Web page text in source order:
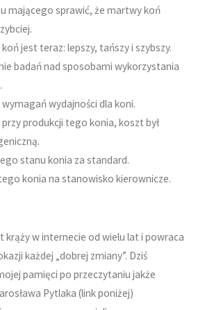
mającego sprawić, że martwy koń
koń jest teraz: lepszy, tańszy i szybszy.
badań nad sposobami wykorzystania
wydajności dla koni.
przy produkcji tego konia, koszt był
stanu konia za standard.
konia na stanowisko kierownicze.
krąży w internecie od wielu lat i powraca
każdej „dobrej zmiany”. Dziś
pamięci po przeczytaniu jakże
Pytlaka (link poniżej)